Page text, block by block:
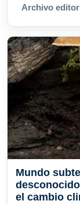
Archivo
Mundo
el cambio